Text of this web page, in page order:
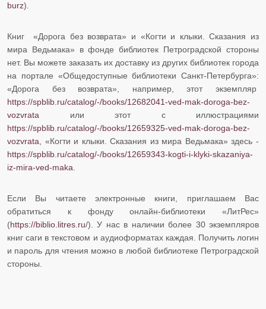
burz).
Книг «Дорога без возврата» и «Когти и клыки. Сказания из
мира Ведьмака» в фонде библиотек Петроградской стороны
нет. Вы можете заказать их доставку из других библиотек города
на портале «Общедоступные библиотеки Санкт-Петербурга»:
«Дорога без возврата», например, этот экземпляр
https://spblib.ru/catalog/-/books/12682041-ved-mak-doroga-bez-
vozvrata или этот с иллюстрациями
https://spblib.ru/catalog/-/books/12659325-ved-mak-doroga-bez-
vozvrata , «Когти и клыки. Сказания из мира Ведьмака» здесь -
https://spblib.ru/catalog/-/books/12659343-kogti-i-klyki-skazaniya-
iz-mira-ved-maka
Если Вы читаете электронные книги, приглашаем Вас
обратиться к фонду онлайн-библиотеки «ЛитРес»
(https://biblio.litres.ru/). У нас в наличии более 30 экземпляров
книг саги в текстовом и аудиоформатах каждая. Получить логин
и пароль для чтения можно в любой библиотеке Петроградской
стороны.